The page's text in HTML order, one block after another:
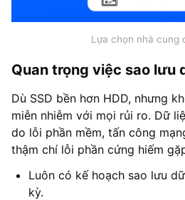
Lựa chọn nhà cung
Quan trọng việc sao lưu
Dù SSD bền hơn HDD, nhưng
miễn nhiễm với mọi rủi ro. Dữ
do lỗi phần mềm, tấn công
thậm chí lỗi phần cứng hiếm
Luôn có kế hoạch sao lưu
kỳ.